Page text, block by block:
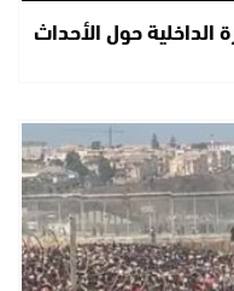
حول الأحداث